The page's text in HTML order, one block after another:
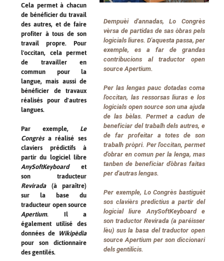
Cela permet à chacun
de bénéficier du travail
des autres, et de faire
profiter à tous de son
travail propre. Pour
l'occitan, cela permet
de travailler en
commun pour la
langue, mais aussi de
bénéficier de travaux
réalisés pour d'autres
langues.
Par exemple, Le
Congrèsa réalisé ses
claviers prédictifs à
partir du logiciel libre
AnySoftKeyboardet
son traducteur
Revirada(à paraître)
sur la base du
traducteur open source
Apertium. Il a
également utilisé des
données de Wikipèdia
pour son dictionnaire
des gentilés.
Dempuèi d'annadas,Lo Congrès
vèrsa de partidas de sas òbras pels
logicials liures. D'aquesta passa, per
exemple, es a far de grandas
contribucions al traductor open
source Apertium.
Per las lengas pauc dotadas coma
l'occitan, las ressorsas liuras e los
logicials open source son una ajuda
de las bèlas. Permet a cadun de
beneficiar del trabalh dels autres, e
de far profeitar a totes de son
trabalh pròpri. Per l'occitan, permet
d'obrar en comun per la lenga, mas
tanben de beneficiar d'òbras faitas
per d'autras lengas.
Per exemple, Lo Congrès bastiguèt
sos clavièrs predictius a partir del
logicial liureAnySoftKeyboarde
son traductor Revirada (a paréisser
lèu) sus la basa del traductor open
sourceApertium per son diccionari
dels gentilicis.